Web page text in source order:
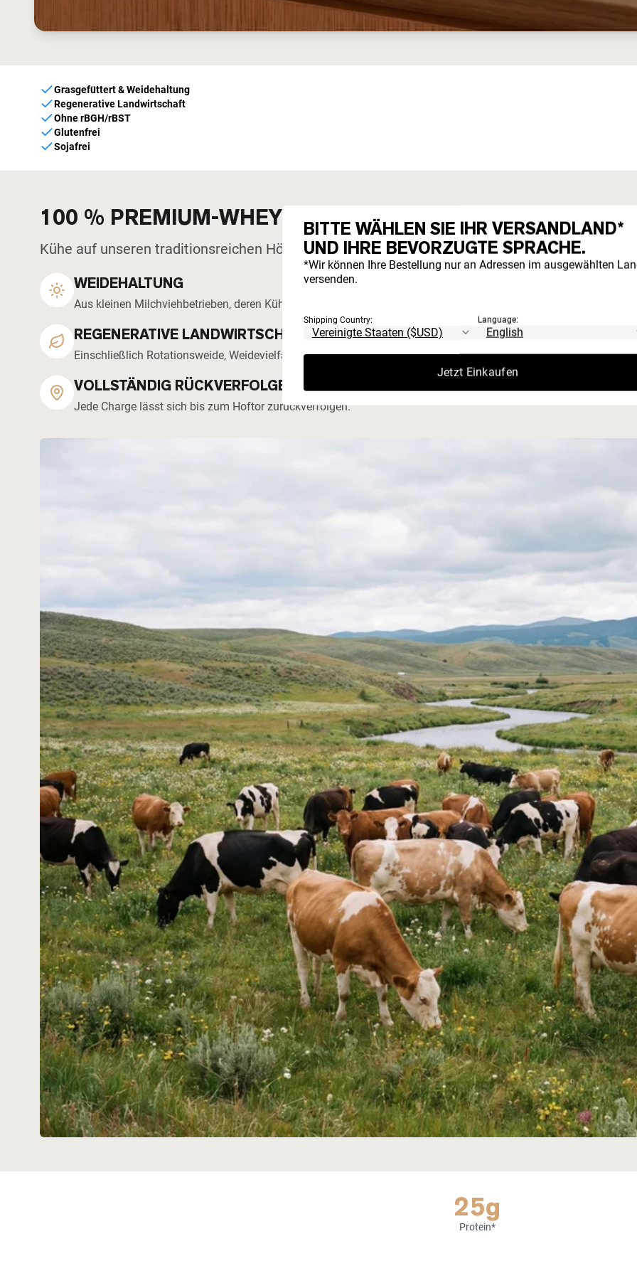
Grasgefüttert & Weidehaltung
Regenerative Landwirtschaft
Ohne rBGH/rBST
Glutenfrei
Sojafrei
100 % PREMIUM-WHEY AUS WEIDEHALTUNG
Kühe auf unseren traditionsreichen Höfen fressen das, wofür sie von Natur aus gemacht sind.
WEIDEHALTUNG
Aus kleinen Milchviehbetrieben, deren Kühe das ganze Jahr über frei auf pestizidfreien Weiden grasen.
REGENERATIVE LANDWIRTSCHAFT
Einschließlich Rotationsweide, Weidevielfalt, Gewässerschutz und Tierwohl.
VOLLSTÄNDIG RÜCKVERFOLGBAR
Jede Charge lässt sich bis zum Hoftor zurückverfolgen.
25g
Protein*
BITTE WÄHLEN SIE IHR VERSANDLAND*
UND IHRE BEVORZUGTE SPRACHE.
*Wir können Ihre Bestellung nur an Adressen im ausgewählten
versenden.
Shipping Country: Language:
Jetzt Einkaufen